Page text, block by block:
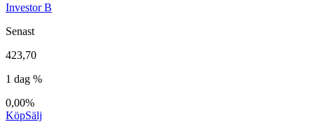
Investor B
Senast
423,70
1 dag %
0,00%
KöpSälj